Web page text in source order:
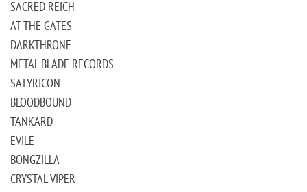
SACRED REICH
AT THE GATES
DARKTHRONE
METAL BLADE RECORDS
SATYRICON
BLOODBOUND
TANKARD
EVILE
BONGZILLA
CRYSTAL VIPER